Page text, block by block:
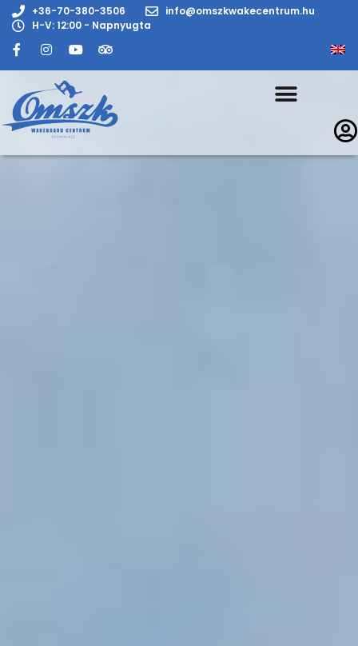
+36-70-380-3506
info@omszkwakecentrum.hu
H-V: 12:00 - Napnyugta